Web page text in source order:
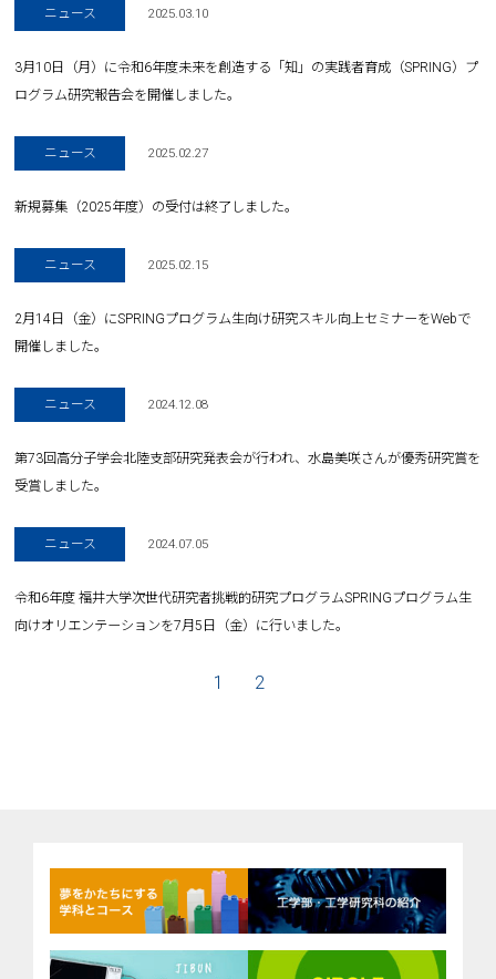
ニュース 2025.03.10
3月10日（月）に令和6年度未来を創造する「知」の実践者育成（SPRING）プ
ログラム研究報告会を開催しました。
ニュース 2025.02.27
新規募集（2025年度）の受付は終了しました。
ニュース 2025.02.15
2月14日（金）にSPRINGプログラム生向け研究スキル向上セミナーをWebで
開催しました。
ニュース 2024.12.08
第73回高分子学会北陸支部研究発表会が行われ、水島美咲さんが優秀研究賞を
受賞しました。
ニュース 2024.07.05
令和6年度 福井大学次世代研究者挑戦的研究プログラムSPRINGプログラム生
向けオリエンテーションを7月5日（金）に行いました。
1 2